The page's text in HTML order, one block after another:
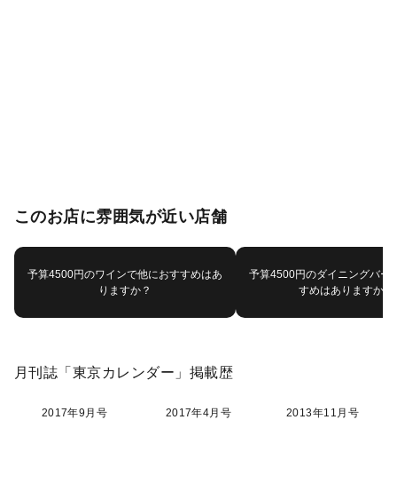
このお店に雰囲気が近い店舗
予算4500円のワインで他におすすめはあ
りますか？
予算4500円のダイニングバー
すめはありますか？
月刊誌「東京カレンダー」掲載歴
2017年9月号 2017年4月号 2013年11月号